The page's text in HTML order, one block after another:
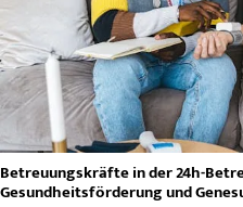
Betreuungskräfte in der 24h-
Gesundheitsförderung und